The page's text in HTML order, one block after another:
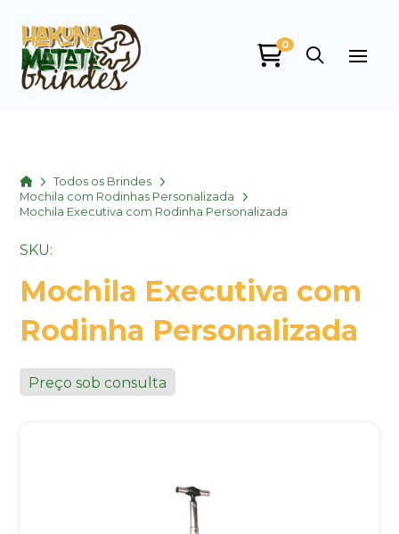
0
HomeTodos os Brindes
Mochila com Rodinhas Personalizada
Mochila Executiva com Rodinha Personalizada
SKU:
Mochila Executiva com
Rodinha Personalizada
Preço sob consulta